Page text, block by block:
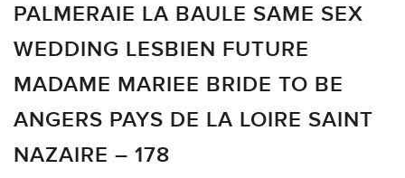
PALMERAIE LA BAULE SAME SEX
WEDDING LESBIEN FUTURE
MADAME MARIEE BRIDE TO BE
ANGERS PAYS DE LA LOIRE SAINT
NAZAIRE – 178